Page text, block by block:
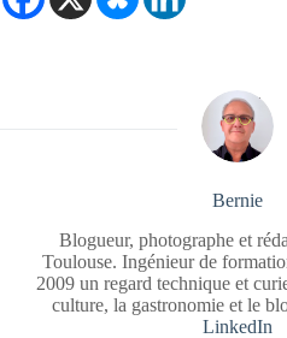
Bernie
Blogueur, photographe et
Toulouse. Ingénieur de
2009 un regard technique et
culture, la gastronomie et le
LinkedIn